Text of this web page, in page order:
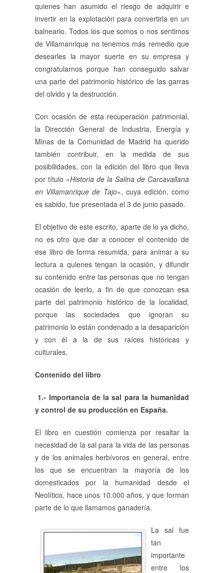
quienes han asumido el riesgo de adquirir e
invertir en la explotación para convertirla en un
balneario. Todos los que somos o nos sentimos
de Villamanrique no tenemos más remedio que
desearles la mayor suerte en su empresa y
congratularnos porque han conseguido salvar
una parte del patrimonio histórico de las garras
del olvido y la destrucción.
Con ocasión de esta recuperación patrimonial,
la Dirección General de Industria, Energía y
Minas de la Comunidad de Madrid ha querido
también contribuir, en la medida de sus
posibilidades, con la edición del libro que lleva
por título «Historia de la Salina de Carcavallana
en Villamanrique de Tajo«, cuya edición, como
es sabido, fue presentada el 3 de junio pasado.
El objetivo de este escrito, aparte de lo ya dicho,
no es otro que dar a conocer el contenido de
ese libro de forma resumida, para animar a su
lectura a quienes tengan la ocasión, y difundir
su contenido entre las personas que no tengan
ocasión de leerlo, a fin de que conozcan esa
parte del patrimonio histórico de la localidad,
porque las sociedades que ignoran su
patrimonio lo están condenado a la desaparición
y con él a la de sus raíces históricas y
culturales.
Contenido del libro
1.- Importancia de la sal para la humanidad
y control de su producción en España.
El libro en cuestión comienza por resaltar la
necesidad de la sal para la vida de las personas
y de los animales herbívoros en general, entre
los que se encuentran la mayoría de los
domesticados por la humanidad desde el
Neolítico, hace unos 10.000 años, y que forman
parte de lo que llamamos ganadería.
La sal fue
tan
importante
entre los